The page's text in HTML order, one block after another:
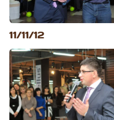
11/11/12